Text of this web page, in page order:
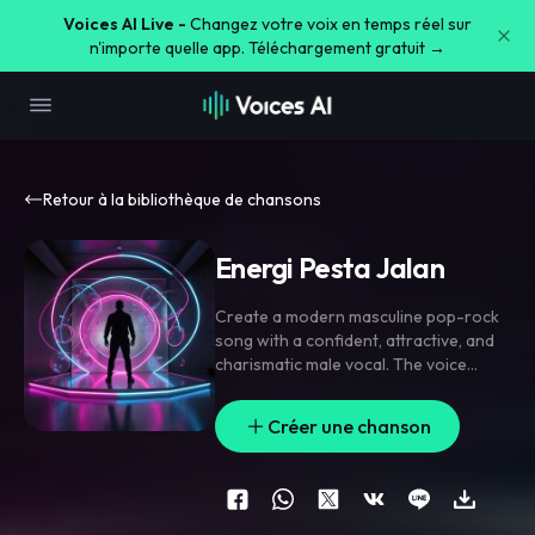
Voices AI Live - Changez votre voix en temps réel sur
n'importe quelle app. Téléchargement gratuit →
Retour à la bibliothèque de chansons
Energi Pesta Jalan
Create a modern masculine pop-rock
song with a confident, attractive, and
charismatic male vocal. The voice
slightly husky
avoiding an overly raspy
or screaming style. Deliver the vocals
with relaxed swagger,emotional
control
and strong rhythm,
feeling of confidence and seduction.
Créer une chanson